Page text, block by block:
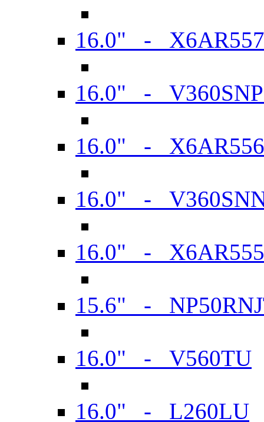
16.0" -
16.0" -
16.0" -
16.0" -
16.0" -
15.6" -
16.0" - V560TU
16.0" - L260LU